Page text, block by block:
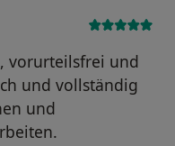
vorurteilsfrei und
und vollständig
und